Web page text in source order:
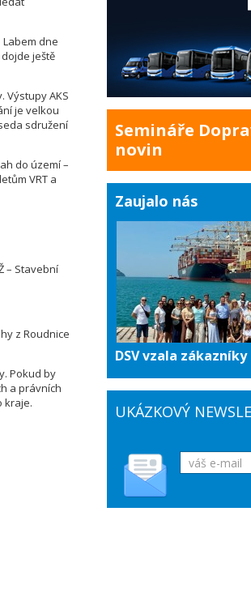
dne
ještě
Výstupy AKS
je velkou
sdružení
do území –
VRT a
– Stavební
z Roudnice
Pokud by
a právních
kraje.
Semináře
novin
Zaujalo nás
DSV vzala zákazníky
UKÁZKOVÝ